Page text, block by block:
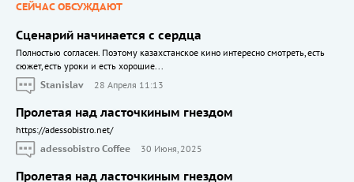
СЕЙЧАС ОБСУЖДАЮТ
Сценарий начинается с сердца
Полностью согласен. Поэтому казахстанское кино интересно смотреть, есть
сюжет, есть уроки и есть хорошие...
Stanislav
28 Апреля 11:13
Пролетая над ласточкиным гнездом
https://adessobistro.net/
adessobistro Coffee
30 Июня, 2025
Пролетая над ласточкиным гнездом